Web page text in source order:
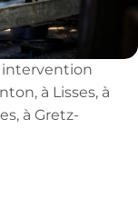
intervention
à Lisses, à
à Gretz-